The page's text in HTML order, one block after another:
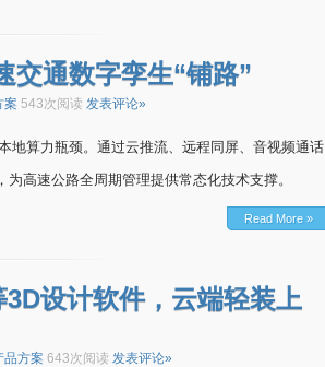
交通数字孪生“铺路”
案 543次阅读 发表评论»
地算力瓶颈。通过云推流、远程同屏、音视频通话
高速公路全周期管理提供常态化技术支撑。
Read More »
设计软件，云端轻装上
品方案 643次阅读 发表评论»